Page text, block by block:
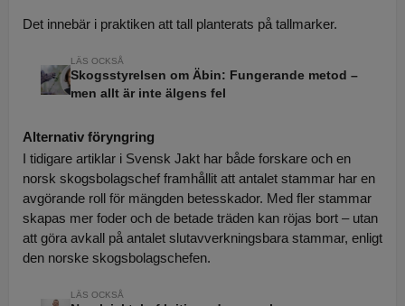
Det innebär i praktiken att tall planterats på tallmarker.
Skogsstyrelsen om Äbin: Fungerande metod –
men allt är inte älgens fel
Alternativ föryngring
I tidigare artiklar i Svensk Jakt har både forskare och en
norsk skogsbolagschef framhållit att antalet stammar har en
avgörande roll för mängden betesskador. Med fler stammar
skapas mer foder och de betade träden kan röjas bort – utan
att göra avkall på antalet slutavverkningsbara stammar, enligt
den norske skogsbolagschefen.